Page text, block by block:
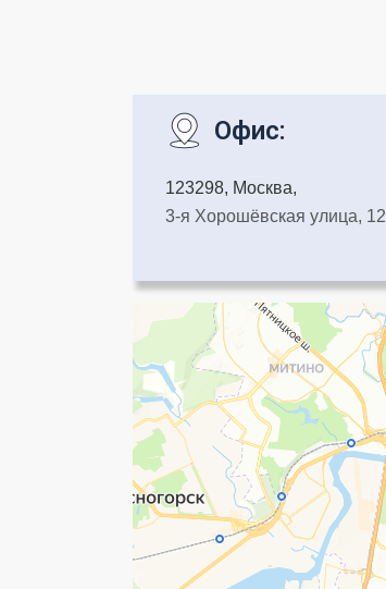
Офис:
123298, Москва,
3-я Хорошёвская улица, 12